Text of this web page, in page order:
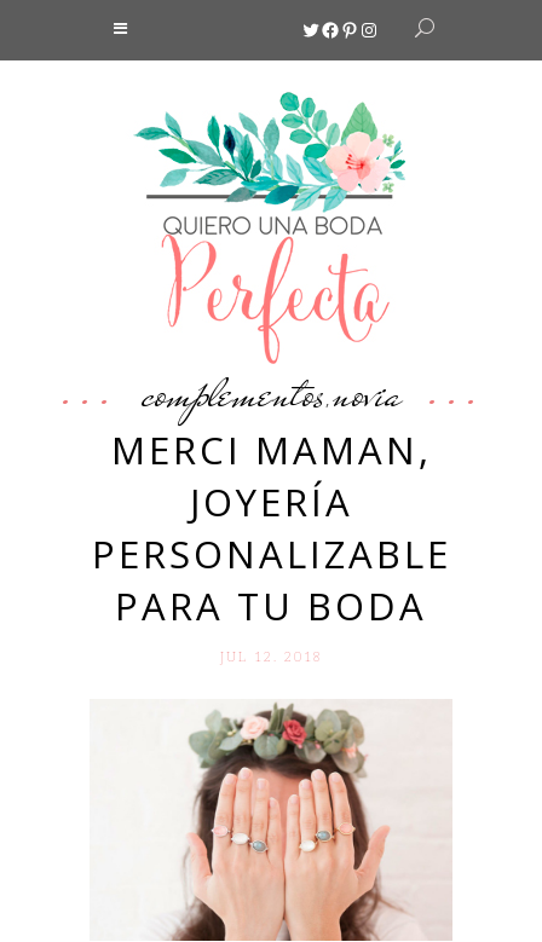
Twitter
Facebook
Pinterest
Instagram
complementos,novia
MERCI MAMAN,
JOYERÍA
PERSONALIZABLE
PARA TU BODA
JUL 12. 2018